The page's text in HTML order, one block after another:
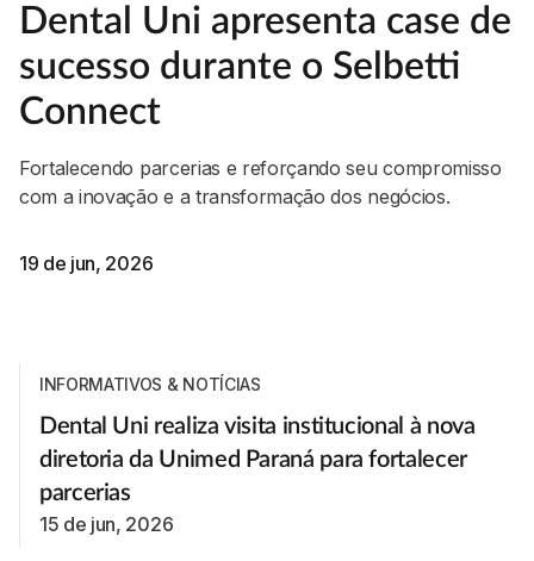
Dental Uni apresenta case de
sucesso durante o Selbetti
Connect
Fortalecendo parcerias e reforçando seu compromisso
com a inovação e a transformação dos negócios.
19 de jun, 2026
INFORMATIVOS & NOTÍCIAS
Dental Uni realiza visita institucional à nova
diretoria da Unimed Paraná para fortalecer
parcerias
15 de jun, 2026